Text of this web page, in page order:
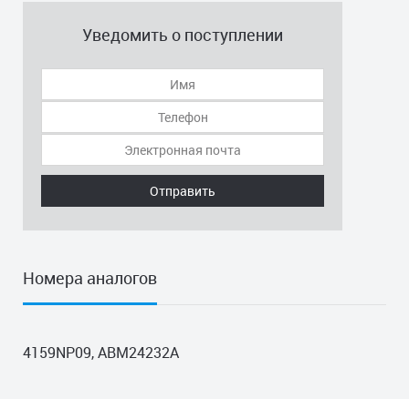
Уведомить о поступлении
Отправить
Номера аналогов
4159NP09, ABM24232A